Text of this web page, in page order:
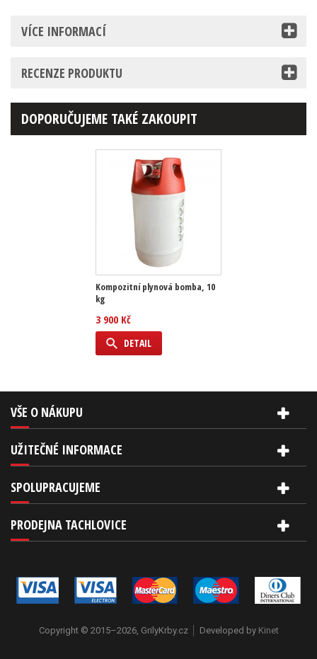
VÍCE INFORMACÍ
RECENZE PRODUKTU
DOPORUČUJEME TAKÉ ZAKOUPIT
Kompozitní plynová bomba, 10
kg
3 900 Kč
DETAIL
VŠE O NÁKUPU
UŽITEČNÉ INFORMACE
SPOLUPRACUJEME
PRODEJNA TACHLOVICE
Copyright © 2015–2026, GrilyKrby.cz Developed by Kinet